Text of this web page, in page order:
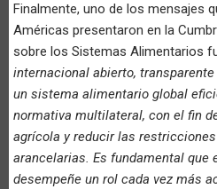
Finalmente, uno de los mensajes
Américas presentaron en la
sobre los Sistemas Alimentarios
internacional abierto,
un sistema alimentario global
normativa multilateral, con el fin
agrícola y reducir las
arancelarias. Es fundamental
desempeñe un rol cada vez más